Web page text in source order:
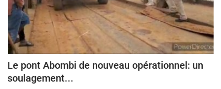
Le pont Abombi de nouveau opérationnel: un
soulagement...